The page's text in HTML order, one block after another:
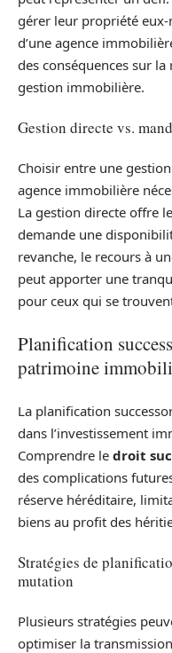
gérer leur propriété
d’une agence
des conséquences sur
gestion immobilière.
Gestion directe vs.
Choisir entre une
agence immobilière
La gestion directe offre
demande une
revanche, le recours à
peut apporter une
pour ceux qui se
Planification
patrimoine
La planification
dans l’investissement
Comprendre le droit
des complications
réserve héréditaire,
biens au profit des
Stratégies de
mutation
Plusieurs stratégies
optimiser la